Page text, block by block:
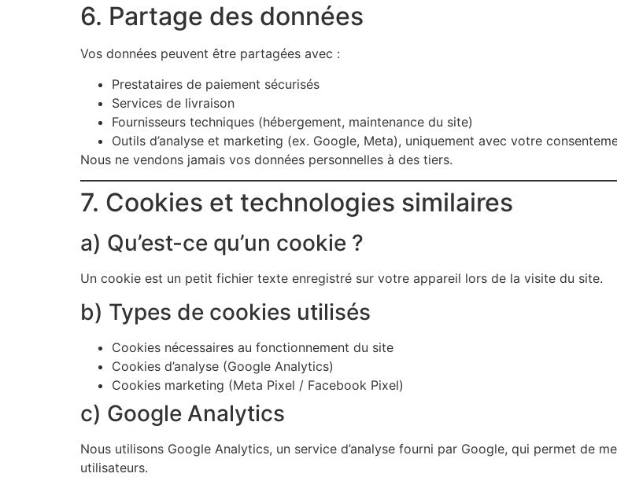
6. Partage des données
Vos données peuvent être partagées avec :
Prestataires de paiement sécurisés
Services de livraison
Fournisseurs techniques (hébergement, maintenance du site)
Outils d’analyse et marketing (ex. Google, Meta), uniquement avec votre
Nous ne vendons jamais vos données personnelles à des tiers.
7. Cookies et technologies similaires
a) Qu’est-ce qu’un cookie ?
Un cookie est un petit fichier texte enregistré sur votre appareil lors de la visite du site.
b) Types de cookies utilisés
Cookies nécessaires au fonctionnement du site
Cookies d’analyse (Google Analytics)
Cookies marketing (Meta Pixel / Facebook Pixel)
c) Google Analytics
Nous utilisons Google Analytics, un service d’analyse fourni par Google, qui permet de
utilisateurs.